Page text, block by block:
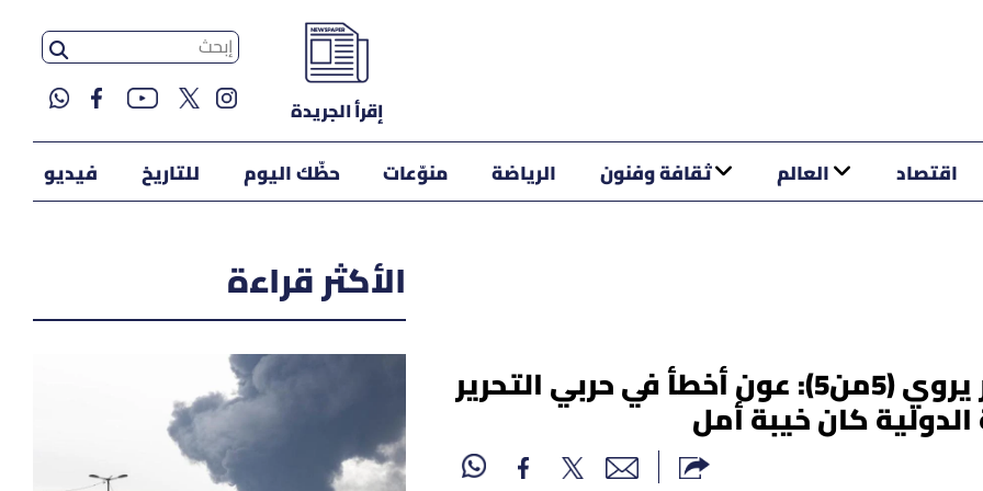
إقرأ الجريدة
اقتصاد العالم ثقافة وفنون الرياضة منوّعات حظّك اليوم للتاريخ فيديو
بالفيديو - د. إبراهيم نجّار يروي (5من5): عون أخطأ في حربي التحرير
كان خيبة أمل
الأكثر قراءة